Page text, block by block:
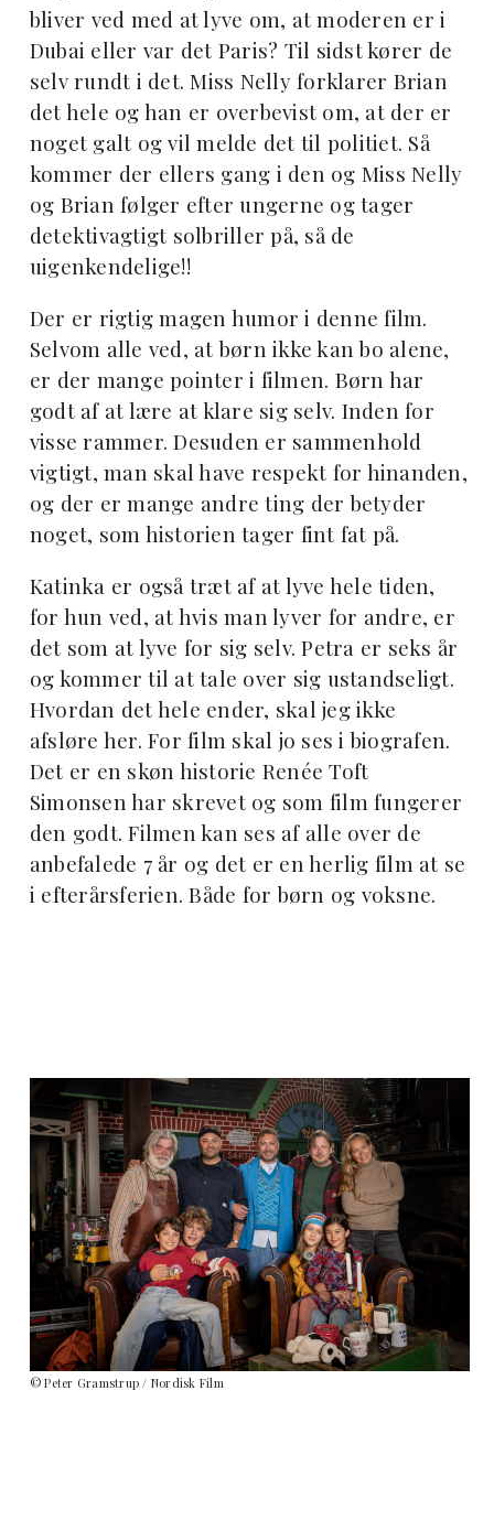
bliver ved med at lyve om, at moderen er i
Dubai eller var det Paris? Til sidst kører de
selv rundt i det. Miss Nelly forklarer Brian
det hele og han er overbevist om, at der er
noget galt og vil melde det til politiet. Så
kommer der ellers gang i den og Miss Nelly
og Brian følger efter ungerne og tager
detektivagtigt solbriller på, så de
uigenkendelige!!
Der er rigtig magen humor i denne film.
Selvom alle ved, at børn ikke kan bo alene,
er der mange pointer i filmen. Børn har
godt af at lære at klare sig selv. Inden for
visse rammer. Desuden er sammenhold
vigtigt, man skal have respekt for hinanden,
og der er mange andre ting der betyder
noget, som historien tager fint fat på.
Katinka er også træt af at lyve hele tiden,
for hun ved, at hvis man lyver for andre, er
det som at lyve for sig selv. Petra er seks år
og kommer til at tale over sig ustandseligt.
Hvordan det hele ender, skal jeg ikke
afsløre her. For film skal jo ses i biografen.
Det er en skøn historie Renée Toft
Simonsen har skrevet og som film fungerer
den godt. Filmen kan ses af alle over de
anbefalede 7 år og det er en herlig film at se
i efterårsferien. Både for børn og voksne.
© Peter Gramstrup / Nordisk Film